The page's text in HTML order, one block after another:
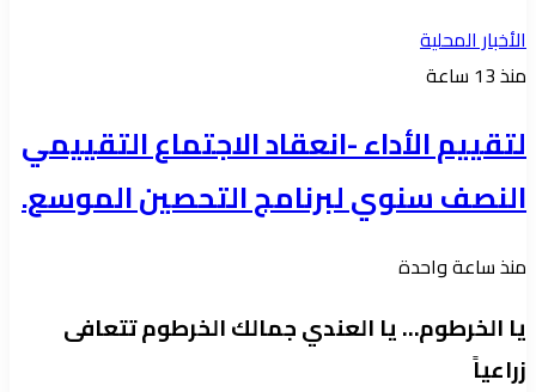
الأخبار المحلية
منذ 13 ساعة
لتقييم الأداء -انعقاد الاجتماع التقييمي
النصف سنوي لبرنامج التحصين الموسع.
منذ ساعة واحدة
يا الخرطوم… يا العندي جمالك الخرطوم تتعافى
زراعياً